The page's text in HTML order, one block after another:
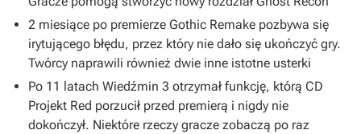
2 miesiące po premierze Gothic Remake pozbywa się
irytującego błędu, przez który nie dało się ukończyć gry.
Twórcy naprawili również dwie inne istotne usterki
Po 11 latach Wiedźmin 3 otrzymał funkcję, którą CD
Projekt Red porzucił przed premierą i nigdy nie
dokończył. Niektóre rzeczy gracze zobaczą po raz